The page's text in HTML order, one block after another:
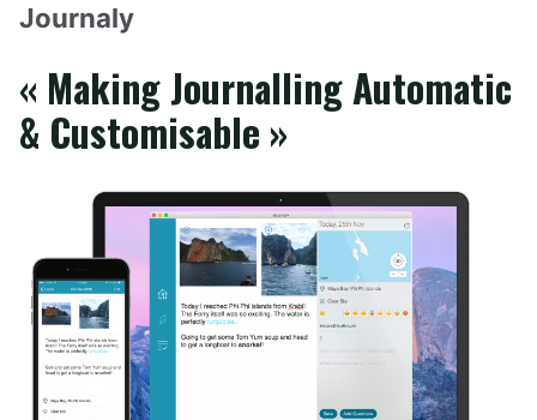
Journaly
« Making Journalling Automatic
& Customisable »